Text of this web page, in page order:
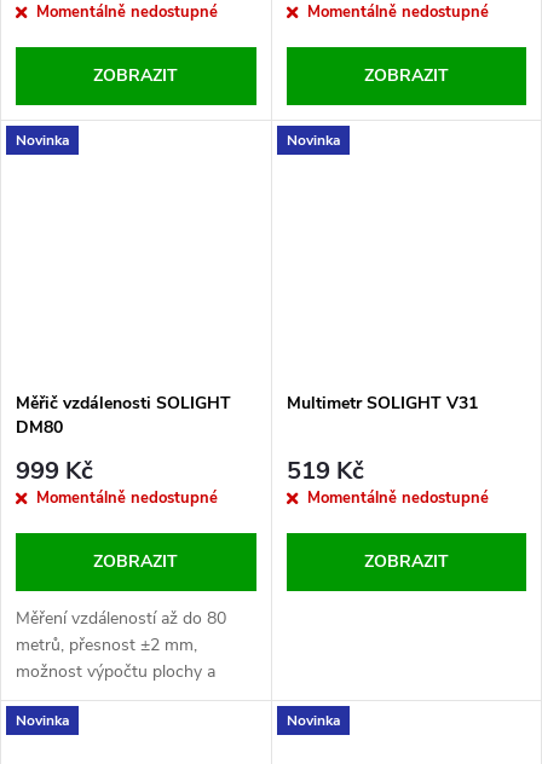
Momentálně nedostupné
ZOBRAZIT
Momentálně nedostupné
ZOBRAZIT
Novinka
Měřič vzdálenosti SOLIGHT
DM80
999 Kč
Momentálně nedostupné
ZOBRAZIT
Měření vzdáleností až do 80
metrů, přesnost ±2 mm,
možnost výpočtu plochy a
objemu, podsvícený LCD
displej, napájení pomocí AAA
Novinka
Multimetr SOLIGHT V31
519 Kč
Momentálně nedostupné
ZOBRAZIT
Novinka Novinka